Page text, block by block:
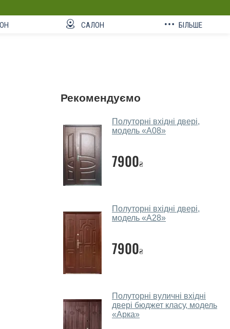
САЛОН БІЛЬШЕ
Рекомендуємо
Полуторні вхідні двері,
модель «А08»
7900₴
Полуторні вхідні двері,
модель «А28»
7900₴
Полуторні вуличні вхідні
двері бюджет класу, модель
«Арка»